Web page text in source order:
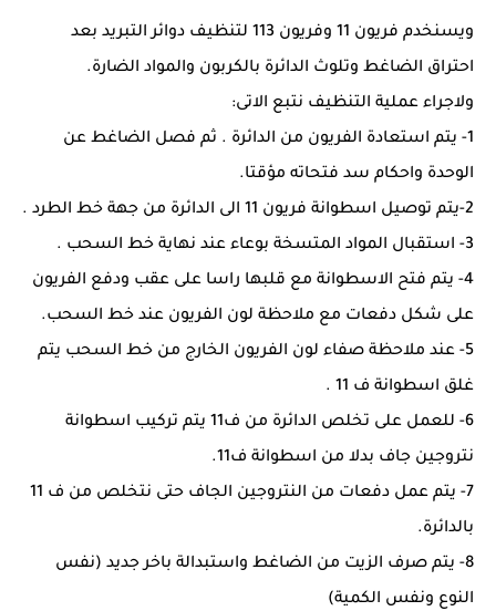
ويسنخدم فريون 11 وفريون 113 لتنظيف دوائر التبريد بعد
احتراق الضاغط وتلوث الدائرة بالكربون والمواد الضارة.
ولاجراء عملية التنظيف نتبع الاتى:
1- يتم استعادة الفريون من الدائرة . ثم فصل الضاغط عن
الوحدة واحكام سد فتحاته مؤقتا.
2-يتم توصيل اسطوانة فريون 11 الى الدائرة من جهة خط الطرد .
3- استقبال المواد المتسخة بوعاء عند نهاية خط السحب .
4- يتم فتح الاسطوانة مع قلبها راسا على عقب ودفع الفريون
على شكل دفعات مع ملاحظة لون الفريون عند خط السحب.
5- عند ملاحظة صفاء لون الفريون الخارج من خط السحب يتم
غلق اسطوانة ف 11 .
6- للعمل على تخلص الدائرة من ف11 يتم تركيب اسطوانة
نتروجين جاف بدلا من اسطوانة ف11.
7- يتم عمل دفعات من النتروجين الجاف حتى نتخلص من ف 11
بالدائرة.
8- يتم صرف الزيت من الضاغط واستبدالة باخر جديد (نفس
النوع ونفس الكمية)